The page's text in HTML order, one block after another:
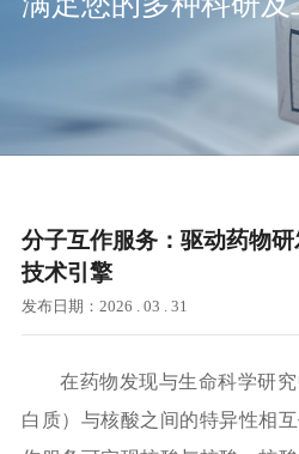
分子互作服务：驱动药物
技术引擎
发布日期：2026 . 03 . 31
在药物发现与生命科学研
白质）与核酸之间的特异性相